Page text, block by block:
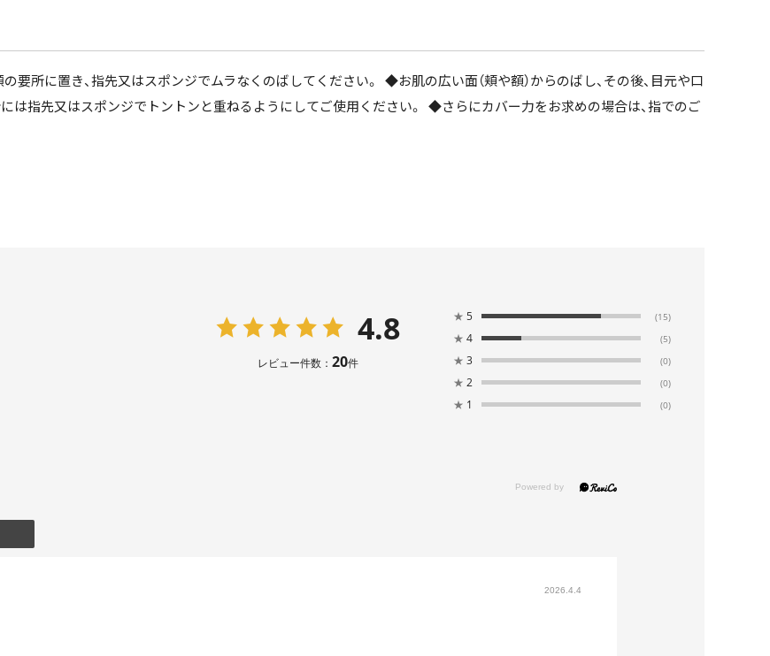
要所に置き、指先又はスポンジでムラなくのばしてください。 ◆お肌の広い面（頬や額）からのばし、その後、目元や口
は指先又はスポンジでトントンと重ねるようにしてご使用ください。 ◆さらにカバー力をお求めの場合は、指でのご
4.8
レビュー件数：20件
★ 5 (15)
★ 4 (5)
★ 3 (0)
★ 2 (0)
★ 1 (0)
2026.4.4